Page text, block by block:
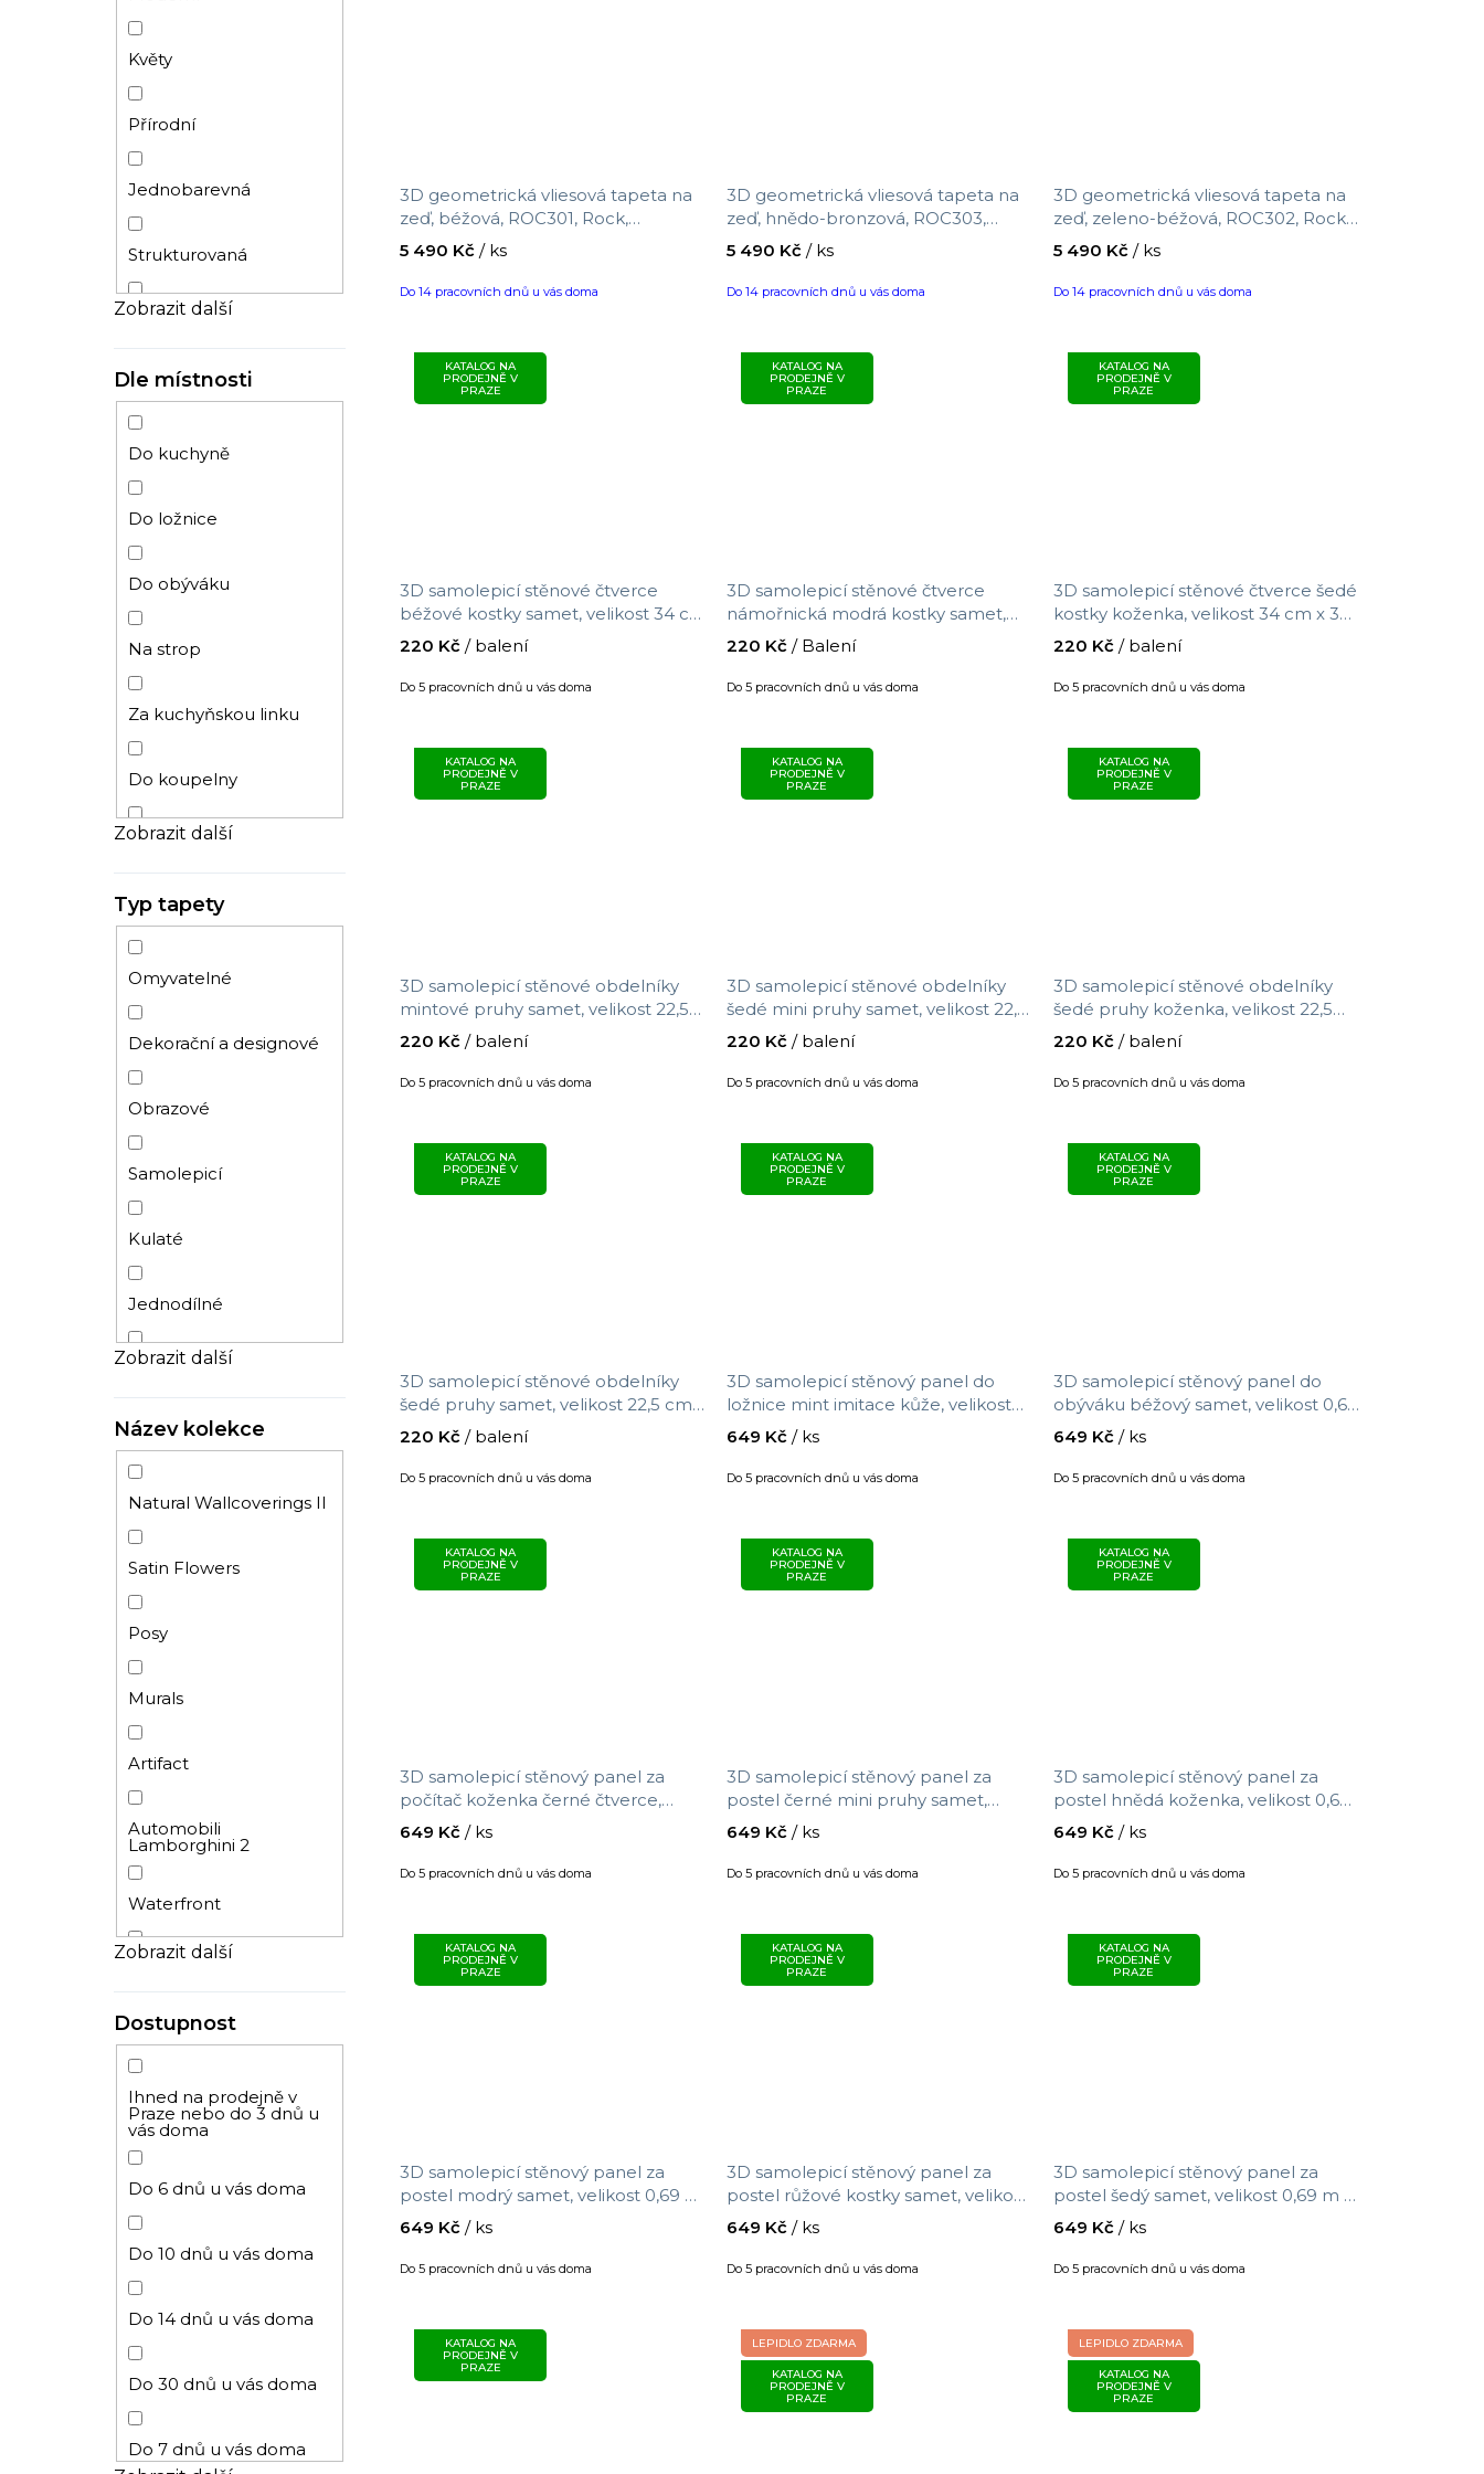
Květy
Přírodní
Jednobarevná
Strukturovaná
Pruhy
Beton
Listy
Stromy
Látka
Klasický
Anglické
Cihly
3D
Dětský
Mramor
Ornamenty
Vintage
Ryby
Džungle
Palmy
Jednobarevné
Zámecký
Omítka
Kámen
Dřevo
Ptáčci
Pro holky
Geometrický
Kruhy
Obklad - mozaika
Mraky
Retro
Zobrazit další
Dle místnosti
Do kuchyně
Do ložnice
Do obýváku
Na strop
Za kuchyňskou linku
Do koupelny
Do dětského pokoje
Do předsíně
Do komerčních prostor
Dětský pokoj
Chodba
Zobrazit další
Typ tapety
Omyvatelné
Dekorační a designové
Obrazové
Samolepicí
Kulaté
Jednodílné
Vliesové
Papírové
Přetíratelné
Vinylové
Samolepicí fólie
Samolepicí dekorace
Omyvatelná
Moderní
Zobrazit další
Název kolekce
Natural Wallcoverings II
Satin Flowers
Posy
Murals
Artifact
Automobili
Lamborghini 2
Waterfront
Explore
City Chic
Wallpower Junior
Exclusive
Pip
Tahiti
Eternal
Zobrazit další
Dostupnost
Ihned na prodejně v
Praze nebo do 3 dnů u
vás doma
Do 6 dnů u vás doma
Do 10 dnů u vás doma
Do 14 dnů u vás doma
Do 30 dnů u vás doma
Do 7 dnů u vás doma
3D geometrická vliesová tapeta na
zeď, béžová, ROC301, Rock,
Masureel, velikost 10,05 x 0,7 m
Do 14 pracovních dnů u vás doma
5 490 Kč / ks
3D geometrická vliesová tapeta na
zeď, hnědo-bronzová, ROC303,
Rock, Masureel, velikost 10,05 x 0,7
Do 14 pracovních dnů u vás doma
5 490 Kč / ks
3D geometrická vliesová tapeta na
zeď, zeleno-béžová, ROC302, Rock,
Masureel, velikost 10,05 x 0,7 m
Do 14 pracovních dnů u vás doma
5 490 Kč / ks
KATALOG NA
PRODEJNĚ V
PRAZE
3D samolepicí stěnové čtverce
béžové kostky samet, velikost 34 cm
x 34 cm
Do 5 pracovních dnů u vás doma
220 Kč / balení
KATALOG NA
PRODEJNĚ V
PRAZE
3D samolepicí stěnové čtverce
námořnická modrá kostky samet,
velikost 34 cm x 34 cm
Do 5 pracovních dnů u vás doma
220 Kč / Balení
KATALOG NA
PRODEJNĚ V
PRAZE
3D samolepicí stěnové čtverce šedé
kostky koženka, velikost 34 cm x 34
cm
Do 5 pracovních dnů u vás doma
220 Kč / balení
KATALOG NA
PRODEJNĚ V
PRAZE
3D samolepicí stěnové obdelníky
mintové pruhy samet, velikost 22,5
cm x 69 cm
Do 5 pracovních dnů u vás doma
220 Kč / balení
KATALOG NA
PRODEJNĚ V
PRAZE
3D samolepicí stěnové obdelníky
šedé mini pruhy samet, velikost 22,5
cm x 76 cm
Do 5 pracovních dnů u vás doma
220 Kč / balení
KATALOG NA
PRODEJNĚ V
PRAZE
3D samolepicí stěnové obdelníky
šedé pruhy koženka, velikost 22,5
cm x 69 cm
Do 5 pracovních dnů u vás doma
220 Kč / balení
KATALOG NA
PRODEJNĚ V
PRAZE
3D samolepicí stěnové obdelníky
šedé pruhy samet, velikost 22,5 cm x
69 cm
Do 5 pracovních dnů u vás doma
220 Kč / balení
KATALOG NA
PRODEJNĚ V
PRAZE
3D samolepicí stěnový panel do
ložnice mint imitace kůže, velikost
0,69 m x 1,4 m
Do 5 pracovních dnů u vás doma
649 Kč / ks
KATALOG NA
PRODEJNĚ V
PRAZE
3D samolepicí stěnový panel do
obýváku béžový samet, velikost 0,69
m x 1,4 m
Do 5 pracovních dnů u vás doma
649 Kč / ks
KATALOG NA
PRODEJNĚ V
PRAZE
3D samolepicí stěnový panel za
počítač koženka černé čtverce,
velikost 0,69 m x 1,4 m
Do 5 pracovních dnů u vás doma
649 Kč / ks
KATALOG NA
PRODEJNĚ V
PRAZE
3D samolepicí stěnový panel za
postel černé mini pruhy samet,
velikost 0,69 m x 1,5 m
Do 5 pracovních dnů u vás doma
649 Kč / ks
KATALOG NA
PRODEJNĚ V
PRAZE
3D samolepicí stěnový panel za
postel hnědá koženka, velikost 0,69
m x 1,5 m
Do 5 pracovních dnů u vás doma
649 Kč / ks
KATALOG NA
PRODEJNĚ V
PRAZE
3D samolepicí stěnový panel za
postel modrý samet, velikost 0,69 m
x 1,4 m
Do 5 pracovních dnů u vás doma
649 Kč / ks
KATALOG NA
PRODEJNĚ V
PRAZE
3D samolepicí stěnový panel za
postel růžové kostky samet, velikost
0,69 m x 1,4 m
Do 5 pracovních dnů u vás doma
649 Kč / ks
KATALOG NA
PRODEJNĚ V
PRAZE
3D samolepicí stěnový panel za
postel šedý samet, velikost 0,69 m x
1,4 m
Do 5 pracovních dnů u vás doma
649 Kč / ks
KATALOG NA
PRODEJNĚ V
PRAZE
LEPIDLO ZDARMA
KATALOG NA
PRODEJNĚ V
PRAZE
LEPIDLO ZDARMA
KATALOG NA
PRODEJNĚ V
PRAZE